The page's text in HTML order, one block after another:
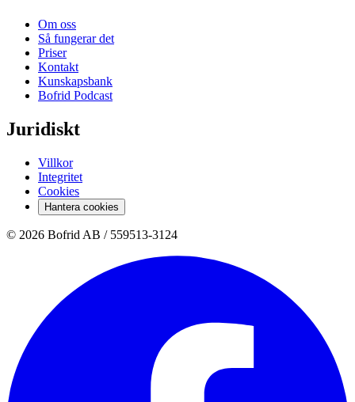
Om oss
Så fungerar det
Priser
Kontakt
Kunskapsbank
Bofrid Podcast
Juridiskt
Villkor
Integritet
Cookies
Hantera cookies
© 2026 Bofrid AB / 559513-3124